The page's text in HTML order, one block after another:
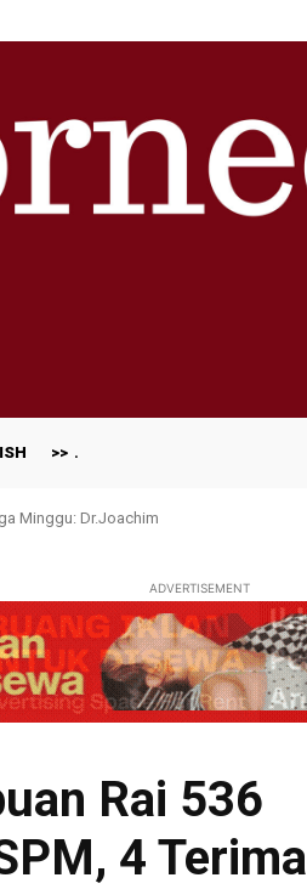
>>
Minggu: Dr.Joachim
ADVERTISEMENT
Rai 536
4 Terima